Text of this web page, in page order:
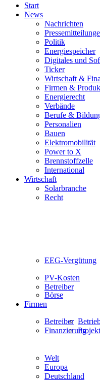
Start
News
Nachrichten
Politik
Energiespeicher
Digitales und
Ticker
Wirtschaft &
Firmen &
Energierecht
Verbände
Berufe &
Personalien
Bauen
Elektromobilität
Power to X
Brennstoffzelle
International
Wirtschaft
Solarbranche
Recht
EEG-Vergütung
PV-Kosten
Betreiber
Börse
Firmen
Betreiber
Finanzierung
Welt
Europa
Deutschland